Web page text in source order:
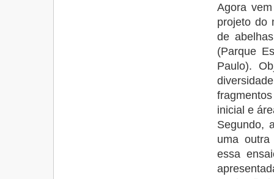
Agora
projeto do
de
(Parque
Paulo).
inicial e
Segundo,
uma
essa